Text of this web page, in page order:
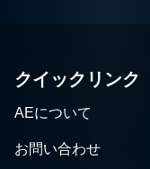
クイックリンク
AEについて
お問い合わせ